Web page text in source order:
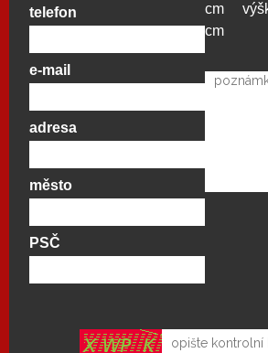
telefon
e-mail
adresa
město
PSČ
cm
cm